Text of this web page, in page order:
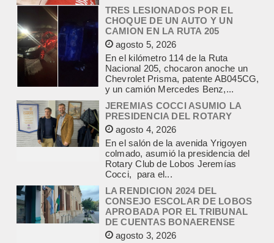
Nacional 205, chocaron anoche un
Chevrolet Prisma, patente AB045CG,
y un camión Mercedes Benz,...
JEREMIAS COCCI ASUMIO LA
PRESIDENCIA DEL ROTARY
agosto 4, 2026
En el salón de la avenida Yrigoyen
colmado, asumió la presidencia del
Rotary Club de Lobos Jeremías
Cocci, para el...
LA RENDICION 2024 DEL
CONSEJO ESCOLAR DE LOBOS
APROBADA POR EL TRIBUNAL
DE CUENTAS BONAERENSE
agosto 3, 2026
El Tribunal de Cuentas de la Provincia
de Buenos Aires aprobó formalmente
la rendición de cuentas
correspondiente al Ejercicio 2024,...
PRE-FEDERAL MASCULINO DE